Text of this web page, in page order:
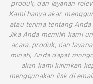
produk, dan layanan
Kami hanya akan
atau terima tentang Anda
Jika Anda memilih kami
acara, produk, dan
minati, Anda dapat
akan kami kirimkan
menggunakan link di